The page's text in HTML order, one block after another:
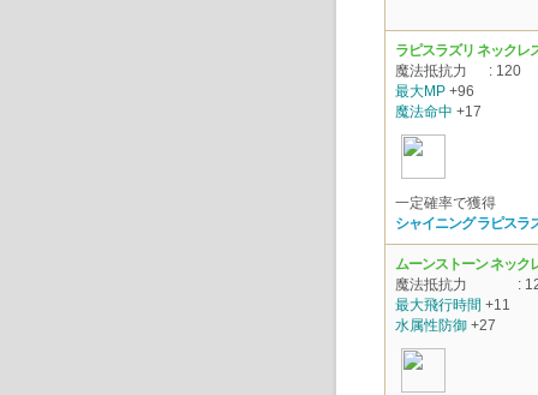
ラピスラズリ ネックレ
魔法抵抗力
: 120
最大MP +96
魔法命中 +17
一定確率で獲得
シャイニング ラピスラ
ムーンストーン ネック
魔法抵抗力
:
最大飛行時間 +11
水属性防御 +27